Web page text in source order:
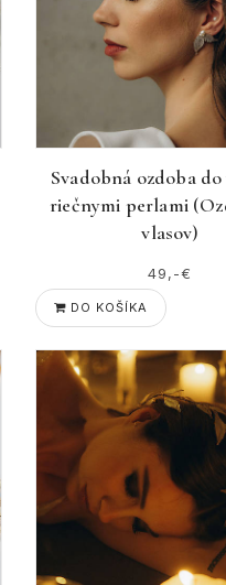
Svadobná ozdoba do
riečnymi perlami
vlasov)
49,-€
DO KOŠÍKA